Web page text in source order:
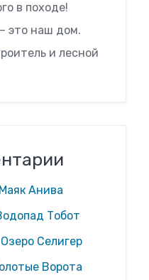
в походе!
это наш дом.
и лесной
Маяк Анива
Тобот
Озеро Селигер
Ворота